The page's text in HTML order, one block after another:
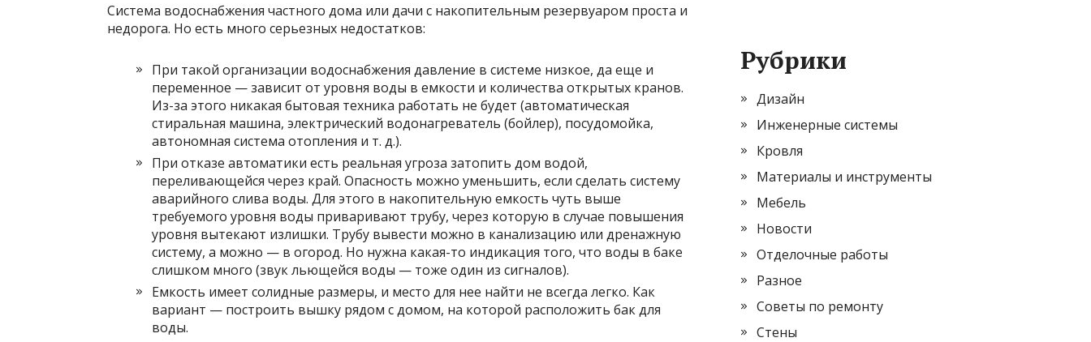
Система водоснабжения частного дома или дачи с накопительным резервуаром проста и
недорога. Но есть много серьезных недостатков:
При такой организации водоснабжения давление в системе низкое, да еще и
переменное — зависит от уровня воды в емкости и количества открытых кранов.
Из-за этого никакая бытовая техника работать не будет (автоматическая
стиральная машина, электрический водонагреватель (бойлер), посудомойка,
автономная система отопления и т. д.).
При отказе автоматики есть реальная угроза затопить дом водой,
переливающейся через край. Опасность можно уменьшить, если сделать систему
аварийного слива воды. Для этого в накопительную емкость чуть выше
требуемого уровня воды приваривают трубу, через которую в случае повышения
уровня вытекают излишки. Трубу вывести можно в канализацию или дренажную
систему, а можно — в огород. Но нужна какая-то индикация того, что воды в баке
слишком много (звук льющейся воды — тоже один из сигналов).
Емкость имеет солидные размеры, и место для нее найти не всегда легко. Как
вариант — построить вышку рядом с домом, на которой расположить бак для
воды.
Рубрики
Дизайн
Инженерные системы
Кровля
Материалы и инструменты
Мебель
Новости
Отделочные работы
Разное
Советы по ремонту
Стены